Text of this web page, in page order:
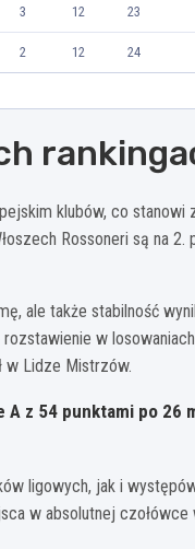
3 12 23
2 12 24
klubów, co
Rossoneri są na
ale także stabilność
w
w Lidze Mistrzów.
z 54 punktami po 26
ligowych, jak i
w absolutnej czołówce